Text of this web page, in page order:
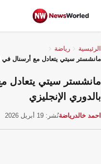
الرئيسية
رياضة
مانشستر سيتي يتعادل مع أرسنال في أول 45 دقيقة بالدوري
بالدوري الإنجليزي
احمد خالدرياضةنُشر: 19 أبريل 2026